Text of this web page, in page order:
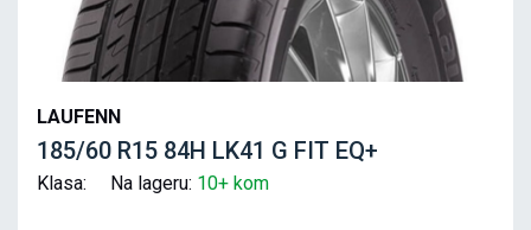
LAUFENN
185/60 R15 84H LK41 G FIT EQ+
Klasa: Na lageru: 10+ kom